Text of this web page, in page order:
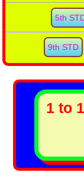
5th
9th STD
1 to